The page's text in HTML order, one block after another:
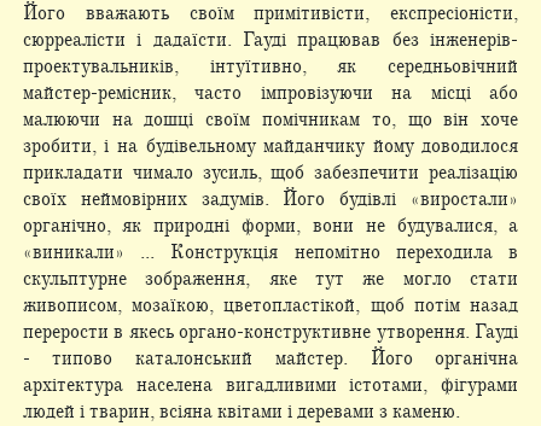
Його вважають своїм примітивісти, експресіоністи,
сюрреалісти і дадаїсти. Гауді працював без інженерів-
проектувальників, інтуїтивно, як середньовічний
майстер-ремісник, часто імпровізуючи на місці або
малюючи на дошці своїм помічникам то, що він хоче
зробити, і на будівельному майданчику йому доводилося
прикладати чимало зусиль, щоб забезпечити реалізацію
своїх неймовірних задумів. Його будівлі «виростали»
органічно, як природні форми, вони не будувалися, а
«виникали» ... Конструкція непомітно переходила в
скульптурне зображення, яке тут же могло стати
живописом, мозаїкою, цветопластікой, щоб потім назад
перерости в якесь органо-конструктивне утворення. Гауді
- типово каталонський майстер. Його органічна
архітектура населена вигадливими істотами, фігурами
людей і тварин, всіяна квітами і деревами з каменю.